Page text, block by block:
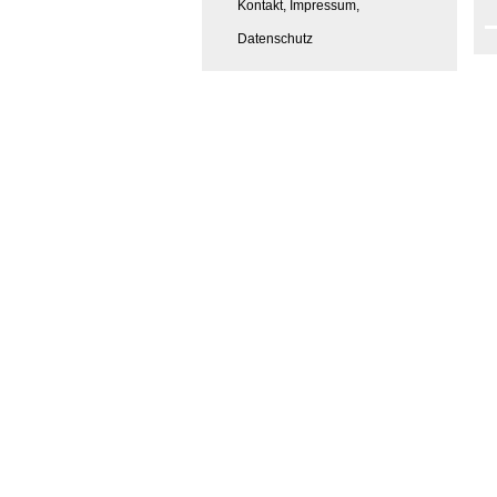
Kontakt, Impressum,
Datenschutz